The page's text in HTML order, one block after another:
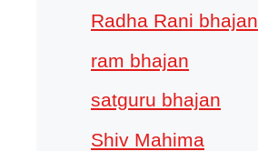
Radha Rani bhajan
ram bhajan
satguru bhajan
Shiv Mahima